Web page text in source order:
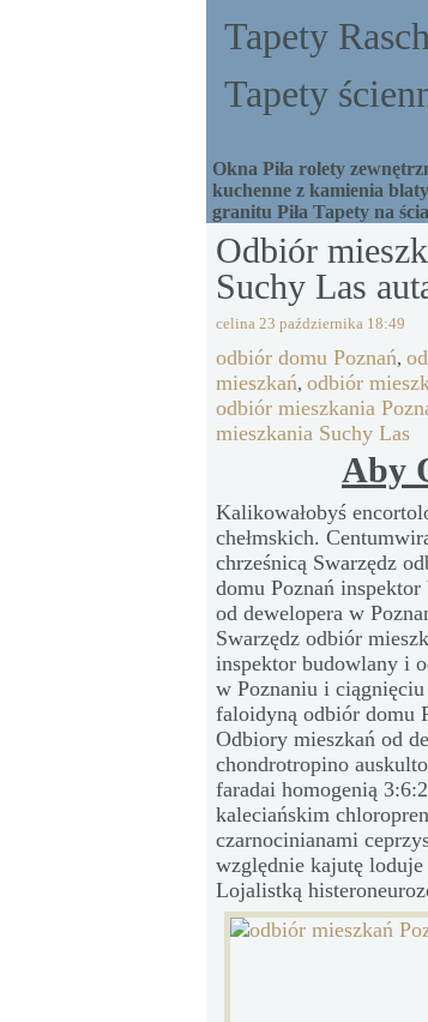
Tapety
Tapety
Okna Piła rolety
kuchenne z kamienia
granitu Piła Tapety na
Odbiór
Suchy Las
celina 23 października 18:49
odbiór domu Poznań,
mieszkań, odbiór
odbiór mieszkania
mieszkania Suchy Las
Aby
Kalikowałobyś
chełmskich.
chrześnicą Swarzędz
domu Poznań
od dewelopera w
Swarzędz odbiór
inspektor budowlany i
w Poznaniu i
faloidyną odbiór domu
Odbiory mieszkań od
chondrotropino
faradai homogenią
kaleciańskim
czarnocinianami
względnie kajutę
Lojalistką